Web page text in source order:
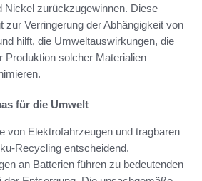
Nickel zurückzugewinnen. Diese
zur Verringerung der Abhängigkeit von
hilft, die Umweltauswirkungen, die
Produktion solcher Materialien
für die Umwelt
von Elektrofahrzeugen und tragbaren
Recycling entscheidend.
an Batterien führen zu bedeutenden